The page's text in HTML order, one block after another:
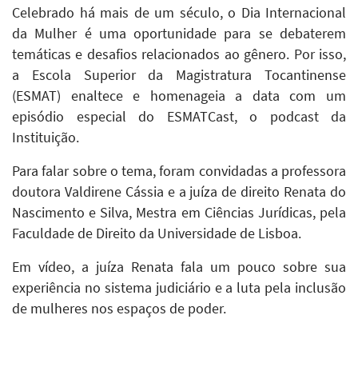
Celebrado há mais de um século, o Dia Internacional
da Mulher é uma oportunidade para se debaterem
temáticas e desafios relacionados ao gênero. Por isso,
a Escola Superior da Magistratura Tocantinense
(ESMAT) enaltece e homenageia a data com um
episódio especial do ESMATCast, o podcast da
Instituição.
Para falar sobre o tema, foram convidadas a professora
doutora Valdirene Cássia e a juíza de direito Renata do
Nascimento e Silva, Mestra em Ciências Jurídicas, pela
Faculdade de Direito da Universidade de Lisboa.
Em vídeo, a juíza Renata fala um pouco sobre sua
experiência no sistema judiciário e a luta pela inclusão
de mulheres nos espaços de poder.